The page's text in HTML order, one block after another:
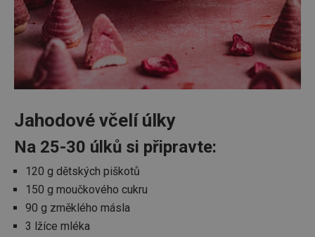
Jahodové včelí úlky
Na 25-30 úlků si připravte:
120 g dětských piškotů
150 g moučkového cukru
90 g změklého másla
3 lžíce mléka